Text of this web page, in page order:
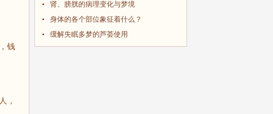
钱
，
肾、膀胱的病理变化与梦境
身体的各个部位象征着什么？
缓解失眠多梦的芦荟使用